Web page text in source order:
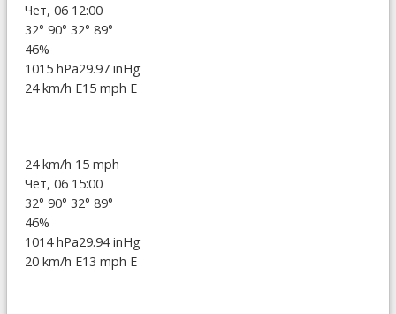
Чет, 06 12:00
32° 90° 32° 89°
46%
1015 hPa29.97 inHg
24 km/h E15 mph E
24 km/h 15 mph
Чет, 06 15:00
32° 90° 32° 89°
46%
1014 hPa29.94 inHg
20 km/h E13 mph E